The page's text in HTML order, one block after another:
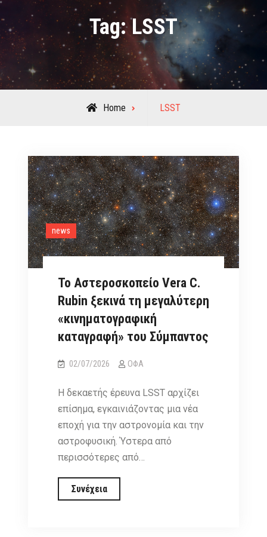
Tag:LSST
Home
Posts
LSST
news
Το Αστεροσκοπείο Vera C.
Rubin ξεκινά τη μεγαλύτερη
«κινηματογραφική
καταγραφή» του Σύμπαντος
02/07/2026 ΟΦΑ
Η δεκαετής έρευνα LSST αρχίζει
επίσημα, εγκαινιάζοντας μια νέα
εποχή για την αστρονομία και την
αστροφυσική. Ύστερα από
περισσότερες από…
ΣυνέχειαΤο
Αστεροσκοπείο